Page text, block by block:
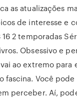
as atualizações
de interesse e
2 temporadas
Obsessivo e
ao extremo para
fascina. Você pode
perceber. Aí,